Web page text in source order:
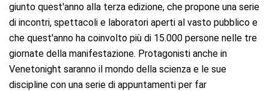
giunto quest'anno alla terza edizione, che propone una serie
di incontri, spettacoli e laboratori aperti al vasto pubblico e
che quest'anno ha coinvolto più di 15.000 persone nelle tre
giornate della manifestazione. Protagonisti anche in
Venetonight saranno il mondo della scienza e le sue
discipline con una serie di appuntamenti per far